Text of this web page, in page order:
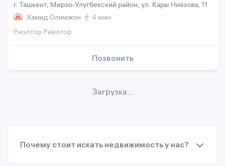
г. Ташкент, Мирзо-Улугбекский район, ул. Кары Ниязова, 11
Хамид Олимжон
4 мин.
Риэлтор Риелтор
Позвонить
Загрузка...
Почему стоит искать недвижимость у нас?